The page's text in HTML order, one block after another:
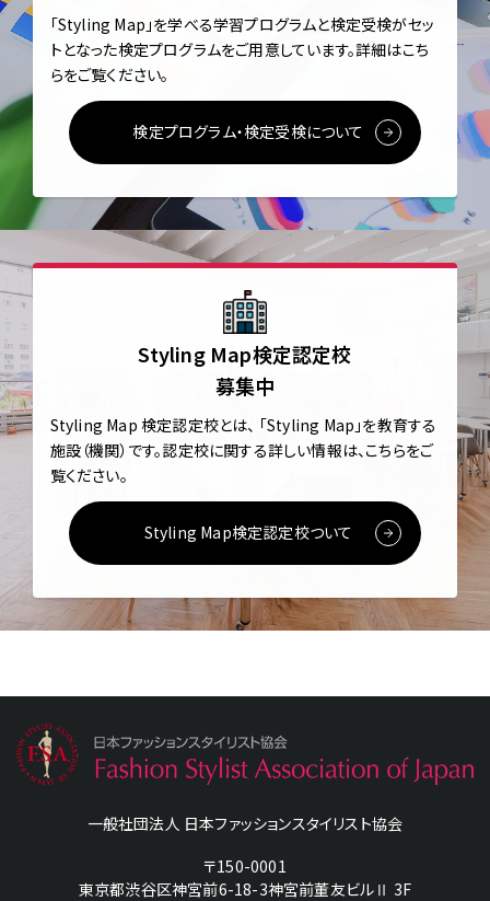
「Styling Map」を学べる学習プログラムと検定受検がセッ
トとなった検定プログラムをご用意しています。詳細はこち
らをご覧ください。
検定プログラム・検定受検について
Styling Map検定認定校
募集中
Styling Map 検定認定校とは、 「Styling Map」を教育する
施設（機関）です。認定校に関する詳しい情報は、こちらをご
覧ください。
Styling Map検定認定校ついて
一般社団法人 日本ファッションスタイリスト協会
〒150-0001
東京都渋谷区神宮前6-18-3神宮前董友ビルⅡ 3F